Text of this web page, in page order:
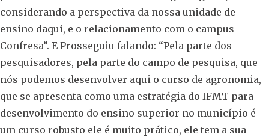
considerando a perspectiva da nossa unidade de
ensino daqui, e o relacionamento com o campus
Confresa”. E Prosseguiu falando: “Pela parte dos
pesquisadores, pela parte do campo de pesquisa, que
nós podemos desenvolver aqui o curso de agronomia,
que se apresenta como uma estratégia do IFMT para
desenvolvimento do ensino superior no município é
um curso robusto ele é muito prático, ele tem a sua